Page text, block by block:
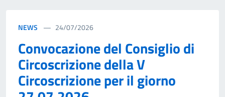
NEWS 24/07/2026
Convocazione del Consiglio di
Circoscrizione della V
Circoscrizione per il giorno